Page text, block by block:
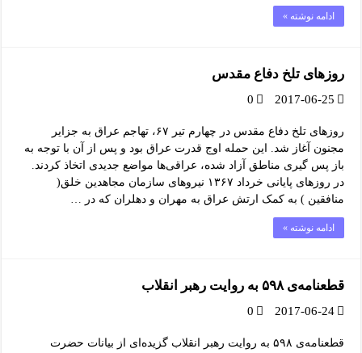
ادامه نوشته »
روزهای تلخ دفاع مقدس
2017-06-25
0
روزهای تلخ دفاع مقدس در چهارم تیر ۶۷، تهاجم عراق به جزایر
مجنون آغاز شد. این حمله اوج قدرت عراق بود و پس از آن با توجه به
باز پس گیری مناطق آزاد شده، عراقی‌ها مواضع جدیدی اتخاذ کردند.
در روزهای پایانی خرداد ۱۳۶۷ نیروهای سازمان مجاهدین خلق(
منافقین ) به کمک ارتش عراق به مهران و دهلران که در …
ادامه نوشته »
قطعنامه‌ی ۵۹۸ به روایت رهبر انقلاب
2017-06-24
0
قطعنامه‌ی ۵۹۸ به روایت رهبر انقلاب گزیده‌ای از بیانات حضرت